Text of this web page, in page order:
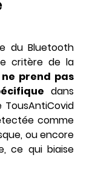
du Bluetooth
critère de la
ne prend pas
dans
TousAntiCovid
comme
ou encore
ce qui biaise